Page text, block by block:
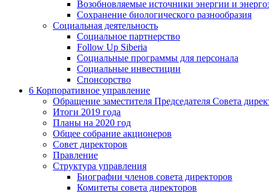
Возобновляемые источники энергии и
Сохранение биологического разнообразия
Социальная деятельность
Социальное партнерство
Follow Up Siberia
Социальные программы для персонала
Социальные инвестиции
Спонсорство
6 Корпоративное управление
Обращение заместителя Председателя Совета
Итоги 2019 года
Планы на 2020 год
Общее собрание акционеров
Совет директоров
Правление
Структура управления
Биографии членов совета директоров
Комитеты совета директоров